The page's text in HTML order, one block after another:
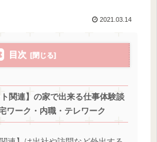
2021.03.14
目次
ト関連】の家で出来る仕事体験談
ワーク・内職・テレワーク